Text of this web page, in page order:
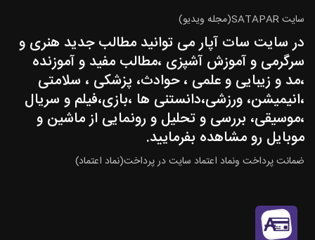
سایت SATAPAR(مجله ویدیو)
در سایت سات آپار می توانید مطالب جدید هنری و
سرگرمی و آموزش آشپزی ،مطالب مفید و آموزنده
،مد و زیبایی و علمی ، حوادث، پزشکی ، سلامتی
،انیمیشن، ورزشی،دانستنی ها ،بازی،فیلم و سریال
،موسیقی، بررسی و تحلیل و رونمایی از ماشین و
موبایل رو مشاهده بفرمایید.
ضمانت پرداخت ونماد اعتماد سایت در پرداخت(نماد اعتماد)